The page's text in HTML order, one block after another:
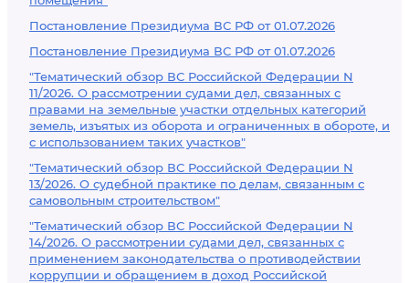
Постановление Президиума ВС РФ от 01.07.2026
Постановление Президиума ВС РФ от 01.07.2026
"Тематический обзор ВС Российской Федерации N
11/2026. О рассмотрении судами дел, связанных с
правами на земельные участки отдельных категорий
земель, изъятых из оборота и ограниченных в обороте, и
с использованием таких участков"
"Тематический обзор ВС Российской Федерации N
13/2026. О судебной практике по делам, связанным с
самовольным строительством"
"Тематический обзор ВС Российской Федерации N
14/2026. О рассмотрении судами дел, связанных с
применением законодательства о противодействии
коррупции и обращением в доход Российской